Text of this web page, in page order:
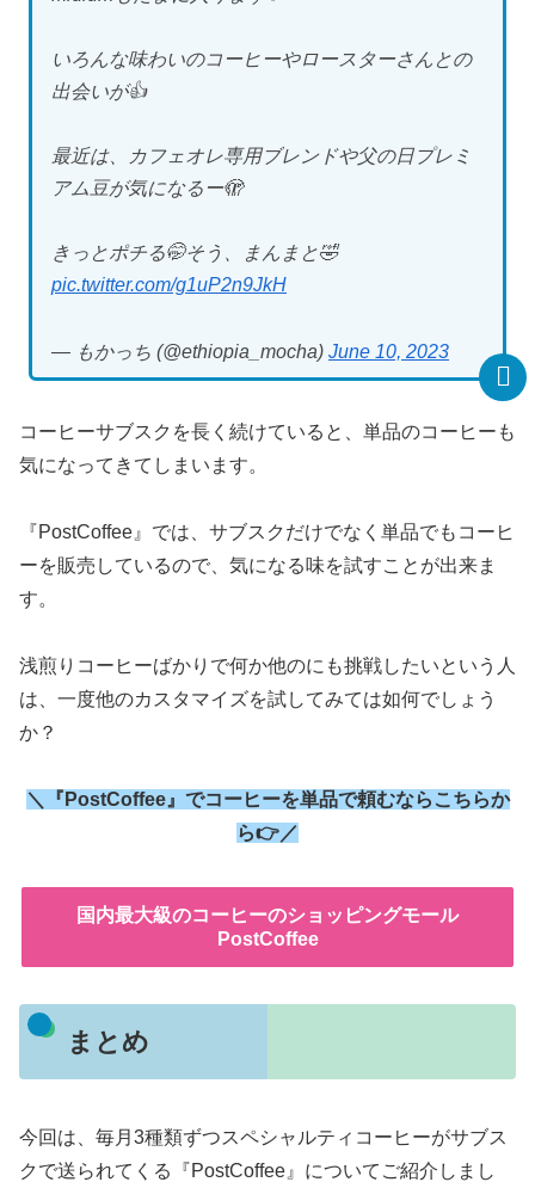
いろんな味わいのコーヒーやロースターさんとの
出会いが👍
最近は、カフェオレ専用ブレンドや父の日プレミ
アム豆が気になるー🫣
きっとポチる🤭そう、まんまと🤣
pic.twitter.com/g1uP2n9JkH
— もかっち (@ethiopia_mocha) June 10, 2023
コーヒーサブスクを長く続けていると、単品のコーヒーも
気になってきてしまいます。
『PostCoffee』では、サブスクだけでなく単品でもコーヒ
ーを販売しているので、気になる味を試すことが出来ま
す。
浅煎りコーヒーばかりで何か他のにも挑戦したいという人
は、一度他のカスタマイズを試してみては如何でしょう
か？
＼『PostCoffee』でコーヒーを単品で頼むならこちらか
ら👉／
国内最大級のコーヒーのショッピングモール
PostCoffee
まとめ
今回は、毎月3種類ずつスペシャルティコーヒーがサブス
クで送られてくる『PostCoffee』についてご紹介しまし